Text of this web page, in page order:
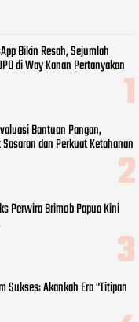
Bikin Resah, Sejumlah
di Way Kanan Pertanyakan
Bantuan Pangan,
dan Perkuat Ketahanan
Perwira Brimob Papua Kini
Sukses: Akankah Era "Titipan